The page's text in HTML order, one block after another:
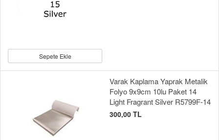
Sepete Ekle
Varak Kaplama Yaprak Metalik
Folyo 9x9cm 10lu Paket 14
Light Fragrant Silver R5799F-14
300,00 TL